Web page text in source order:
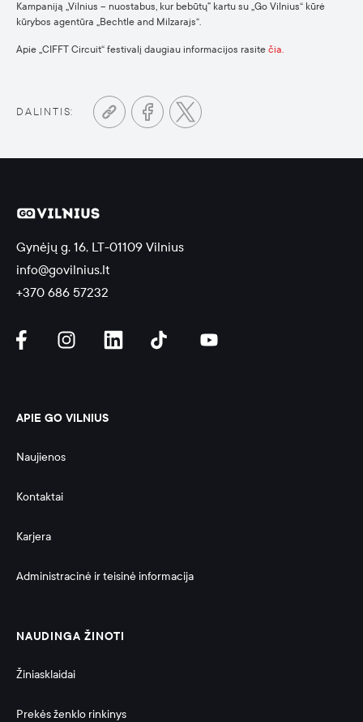
Kampaniją „Vilnius – nuostabus, kur bebūtų” kartu su „Go Vilnius“ kūrė
kūrybos agentūra „Bechtle and Milzarajs“.
Apie „CIFFT Circuit“ festivalį daugiau informacijos rasite čia.
DALINTIS:
Gynėjų g. 16, LT-01109 Vilnius
info@govilnius.lt
+370 686 57232
APIE GO VILNIUS
Naujienos
Kontaktai
Karjera
Administracinė ir teisinė informacija
NAUDINGA ŽINOTI
Žiniasklaidai
Prekės ženklo rinkinys